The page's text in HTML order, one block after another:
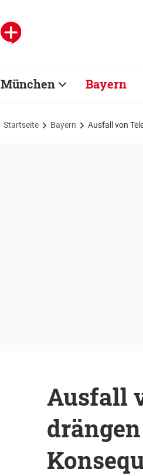
München Bayern
Startseite Bayern Ausfall von
Ausfall